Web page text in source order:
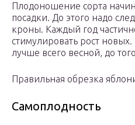
Плодоношение сорта
посадки. До этого надо
кроны. Каждый год
стимулировать рост
лучше всего весной, до
Правильная обрезка
Самоплодность